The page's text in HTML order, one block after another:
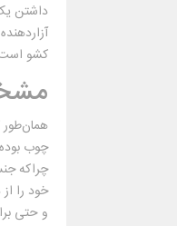
داشتن
کشو
همان‌طور
چوب
چراکه
خود را
و حتی